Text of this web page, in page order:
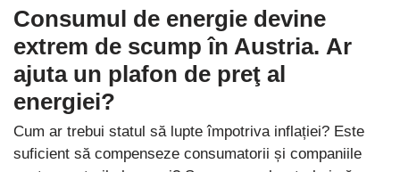
Consumul de energie devine
extrem de scump în Austria. Ar
ajuta un plafon de preţ al
energiei?
Cum ar trebui statul să lupte împotriva inflației? Este
suficient să compenseze consumatorii și companiile